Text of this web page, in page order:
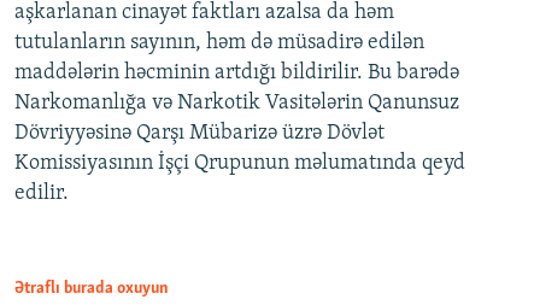
aşkarlanan cinayət faktları azalsa da həm
tutulanların sayının, həm də müsadirə edilən
maddələrin həcminin artdığı bildirilir. Bu barədə
Narkomanlığa və Narkotik Vasitələrin Qanunsuz
Dövriyyəsinə Qarşı Mübarizə üzrə Dövlət
Komissiyasının İşçi Qrupunun məlumatında qeyd
edilir.
Ətraflı burada oxuyun